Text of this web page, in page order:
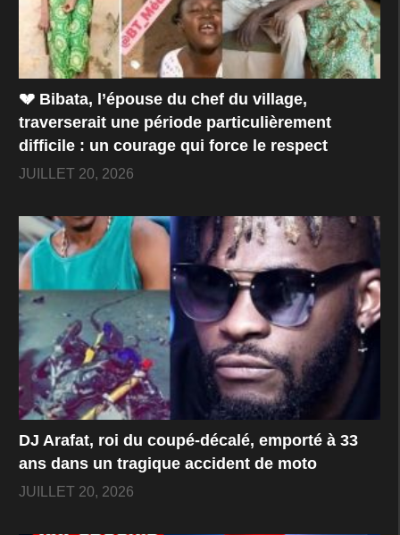
💔 Bibata, l’épouse du chef du village,
traverserait une période particulièrement
difficile : un courage qui force le respect
JUILLET 20, 2026
DJ Arafat, roi du coupé-décalé, emporté à 33
ans dans un tragique accident de moto
JUILLET 20, 2026